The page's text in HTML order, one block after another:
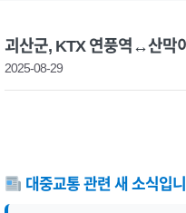
괴산군, KTX 연풍역↔산막
2025-08-29
대중교통 관련 새 소식입